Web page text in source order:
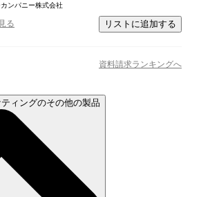
ンパニー株式会社
る リストに追加する
資料請求ランキングへ
ィングのその他の製品